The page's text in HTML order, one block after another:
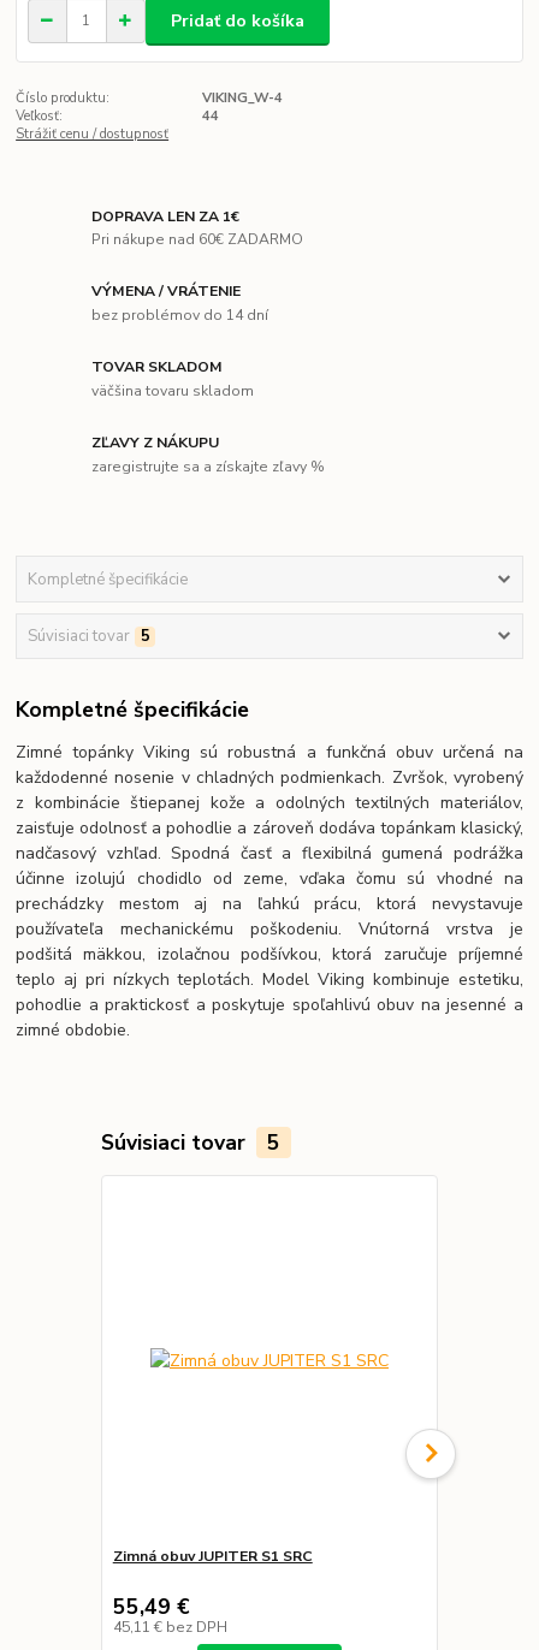
Pridať do košíka
Číslo produktu:
VIKING_W-4
Veľkosť:
44
Strážiť cenu / dostupnosť
DOPRAVA LEN ZA 1€
Pri nákupe nad 60€ ZADARMO
VÝMENA / VRÁTENIE
bez problémov do 14 dní
TOVAR SKLADOM
väčšina tovaru skladom
ZĽAVY Z NÁKUPU
zaregistrujte sa a získajte zľavy %
Kompletné špecifikácie
Súvisiaci tovar 5
Kompletné špecifikácie
Zimné topánky Viking sú robustná a funkčná obuv určená na
každodenné nosenie v chladných podmienkach. Zvršok, vyrobený
z kombinácie štiepanej kože a odolných textilných materiálov,
zaisťuje odolnosť a pohodlie a zároveň dodáva topánkam klasický,
nadčasový vzhľad. Spodná časť a flexibilná gumená podrážka
účinne izolujú chodidlo od zeme, vďaka čomu sú vhodné na
prechádzky mestom aj na ľahkú prácu, ktorá nevystavuje
používateľa mechanickému poškodeniu. Vnútorná vrstva je
podšitá mäkkou, izolačnou podšívkou, ktorá zaručuje príjemné
teplo aj pri nízkych teplotách. Model Viking kombinuje estetiku,
pohodlie a praktickosť a poskytuje spoľahlivú obuv na jesenné a
zimné obdobie.
Súvisiaci tovar 5
Zimná obuv JUPITER S1 SRC
55,49 €
45,11 € bez DPH